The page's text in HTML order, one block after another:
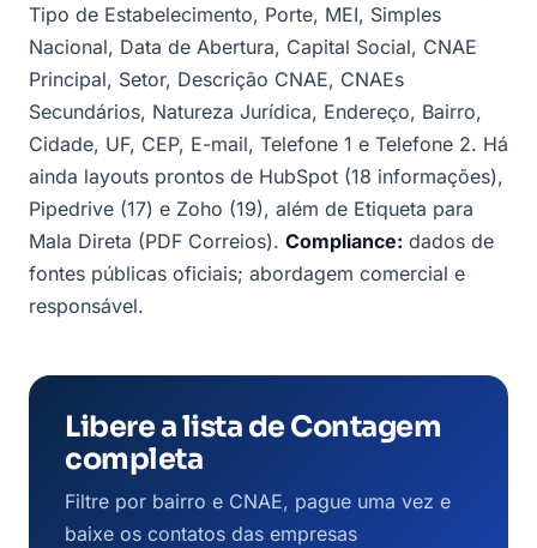
Tipo de Estabelecimento, Porte, MEI, Simples
Nacional, Data de Abertura, Capital Social, CNAE
Principal, Setor, Descrição CNAE, CNAEs
Secundários, Natureza Jurídica, Endereço, Bairro,
Cidade, UF, CEP, E-mail, Telefone 1 e Telefone 2. Há
ainda layouts prontos de HubSpot (18 informações),
Pipedrive (17) e Zoho (19), além de Etiqueta para
Mala Direta (PDF Correios). Compliance: dados de
fontes públicas oficiais; abordagem comercial e
responsável.
Libere a lista de Contagem
completa
Filtre por bairro e CNAE, pague uma vez e
baixe os contatos das empresas